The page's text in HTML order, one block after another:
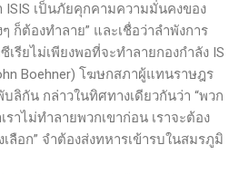
ISIS เป็นภัยคุกคามความมั่นคงของ
ก็ต้องทำลาย” และเชื่อว่าลำพังการ
รียไม่เพียงพอที่จะทำลายกองกำลัง IS
Boehner) โฆษกสภาผู้แทนราษฎร
ลิกัน กล่าวในทิศทางเดียวกันว่า “พวก
ราไม่ทำลายพวกเขาก่อน เราจะต้อง
เลือก” จำต้องส่งทหารเข้ารบในสมรภูมิ